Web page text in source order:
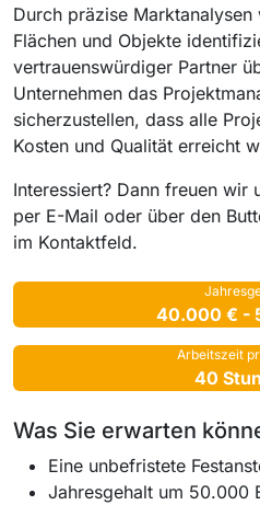
Durch präzise
Flächen und Objekte
vertrauenswürdiger Partner
Unternehmen das
sicherzustellen, dass alle
Kosten und Qualität erreicht
Interessiert? Dann freuen wir
per E-Mail oder über den
im Kontaktfeld.
40.000 € -
Arbeitszeit
40
Was Sie erwarten
Eine unbefristete
Jahresgehalt um 50.000